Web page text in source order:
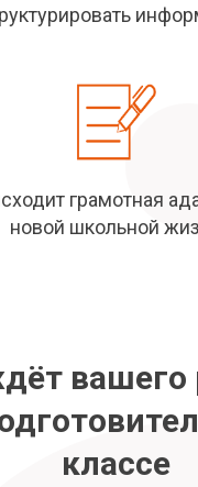
грамотная
новой школьной
вашего
классе